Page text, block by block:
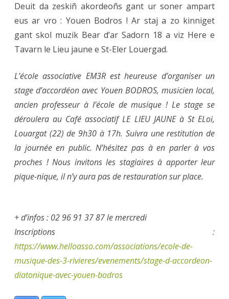
Deuit da zeskiñ akordeoñs gant ur soner ampart
eus ar vro : Youen Bodros ! Ar staj a zo kinniget
gant skol muzik Bear d’ar Sadorn 18 a viz Here e
Tavarn le Lieu jaune e St-Eler Louergad.
L’école associative EM3R est heureuse d’organiser un
stage d’accordéon avec Youen BODROS, musicien local,
ancien professeur à l’école de musique ! Le stage se
déroulera au Café associatif LE LIEU JAUNE à St ELoi,
Louargat (22) de 9h30 à 17h. Suivra une restitution de
la journée en public. N’hésitez pas à en parler à vos
proches ! Nous invitons les stagiaires à apporter leur
pique-nique, il n’y aura pas de restauration sur place.
+ d’infos : 02 96 91 37 87 le mercredi
Inscriptions :
https://www.helloasso.com/associations/ecole-de-
musique-des-3-rivieres/evenements/stage-d-accordeon-
diatonique-avec-youen-bodros